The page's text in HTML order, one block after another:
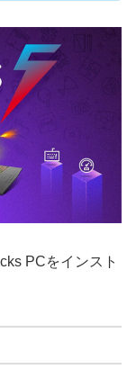
PCをインスト